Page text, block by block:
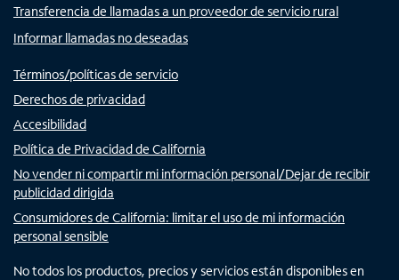
Transferencia de llamadas a un proveedor de servicio rural
Informar llamadas no deseadas
Términos/políticas de servicio
Derechos de privacidad
Accesibilidad
Política de Privacidad de California
No vender ni compartir mi información personal/Dejar de recibir
publicidad dirigida
Consumidores de California: limitar el uso de mi información
personal sensible
No todos los productos, precios y servicios están disponibles en